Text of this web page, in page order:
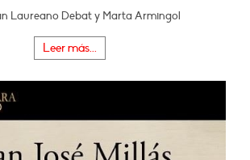
Laureano Debat y Marta Armingol
Leer más...